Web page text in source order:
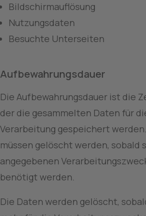
Bildschirmauflösung
Nutzungsdaten
Besuchte Unterseiten
Aufbewahrungsdauer
Die Aufbewahrungsdauer ist die
der die gesammelten Daten für
Verarbeitung gespeichert
müssen gelöscht werden, sobald
angegebenen
benötigt werden.
Die Daten werden gelöscht,